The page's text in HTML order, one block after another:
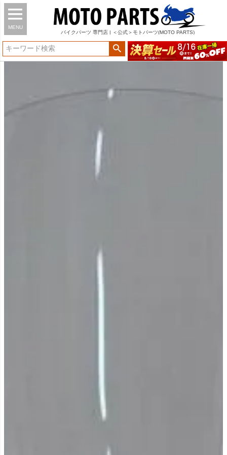
MENU
バイク パーツ 専門店 | ＜公式＞モトパーツ(MOTO PARTS)